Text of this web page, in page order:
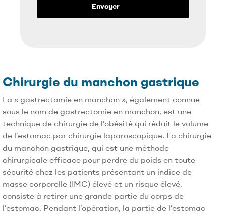
Envoyer
Chirurgie du manchon gastrique
La « gastrectomie en manchon », également connue
sous le nom de gastrectomie en manchon, est une
technique de chirurgie de l’obésité qui réduit le volume
de l’estomac par chirurgie laparoscopique. La chirurgie
du manchon gastrique, qui est une méthode
chirurgicale efficace pour perdre du poids en toute
sécurité chez les patients présentant un indice de
masse corporelle (IMC) élevé et un risque élevé,
consiste à retirer une grande partie du corps de
l’estomac. Pendant l’opération, la partie de l’estomac